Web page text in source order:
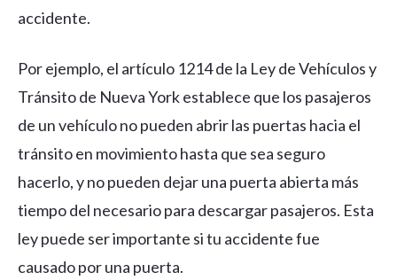
accidente.
Por ejemplo, el artículo 1214 de la Ley de Vehículos y
Tránsito de Nueva York establece que los pasajeros
de un vehículo no pueden abrir las puertas hacia el
tránsito en movimiento hasta que sea seguro
hacerlo, y no pueden dejar una puerta abierta más
tiempo del necesario para descargar pasajeros. Esta
ley puede ser importante si tu accidente fue
causado por una puerta.